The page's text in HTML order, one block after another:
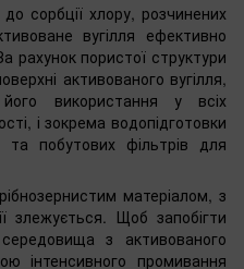
сорбції хлору, розчинених
вугілля ефективно
рахунок пористої структури
активованого вугілля,
використання у всіх
і зокрема водопідготовки
побутових фільтрів для
матеріалом, з
злежується. Щоб запобігти
з активованого
інтенсивного промивання